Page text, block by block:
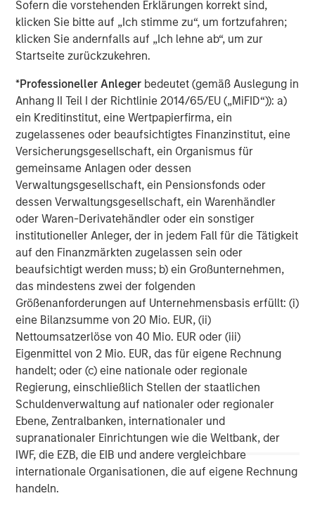
Sofern die vorstehenden Erklärungen korrekt sind,
klicken Sie bitte auf „Ich stimme zu“, um fortzufahren;
klicken Sie andernfalls auf „Ich lehne ab“, um zur
Startseite zurückzukehren.
*Professioneller Anleger bedeutet (gemäß Auslegung in
Anhang II Teil I der Richtlinie 2014/65/EU („MiFID“)): a)
ein Kreditinstitut, eine Wertpapierfirma, ein
zugelassenes oder beaufsichtigtes Finanzinstitut, eine
Versicherungsgesellschaft, ein Organismus für
gemeinsame Anlagen oder dessen
Verwaltungsgesellschaft, ein Pensionsfonds oder
dessen Verwaltungsgesellschaft, ein Warenhändler
oder Waren-Derivatehändler oder ein sonstiger
institutioneller Anleger, der in jedem Fall für die Tätigkeit
auf den Finanzmärkten zugelassen sein oder
beaufsichtigt werden muss; b) ein Großunternehmen,
das mindestens zwei der folgenden
Größenanforderungen auf Unternehmensbasis erfüllt: (i)
eine Bilanzsumme von 20 Mio. EUR, (ii)
Nettoumsatzerlöse von 40 Mio. EUR oder (iii)
Eigenmittel von 2 Mio. EUR, das für eigene Rechnung
handelt; oder (c) eine nationale oder regionale
Regierung, einschließlich Stellen der staatlichen
Schuldenverwaltung auf nationaler oder regionaler
Ebene, Zentralbanken, internationaler und
supranationaler Einrichtungen wie die Weltbank, der
IWF, die EZB, die EIB und andere vergleichbare
internationale Organisationen, die auf eigene Rechnung
handeln.
leading environmental testing and monitoring services.
Our platform of laboratories overlays with our existing
geographic footprint to provide deep experience and
About Alliance Technical Group:
Alliance Technical Group (Alliance), headquartered in
Decatur, AL, is an environmental testing, data, and
analytics company helping our customers achieve their
environmental goals. With more than 1,300 specialists
located in over 40 offices nationwide, Alliance provides
premier technical solutions to support the full spectrum
of our customers' environmental needs. Alliance
addresses our customers' needs across multiple service
lines ― Stack Testing, Leak Detection and Repair,
Continuous Emission Monitoring Systems, Analytical &
Laboratory Services, Ambient Air Monitoring, Software
and Technology, and Environmental Consulting – while
providing innovative technological solutions that reduce
risk and help ensure compliance.
About Morgan Stanley Capital Partners
Morgan Stanley Capital Partners, part of Morgan Stanley
Investment Management, is a leading middle-market
private equity platform established in 1986 that focuses
on privately negotiated equity and equity-related
investments primarily in North America. Morgan Stanley
Capital Partners seeks to create value in portfolio